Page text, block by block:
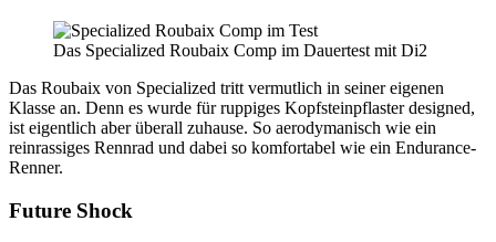
Das Specialized Roubaix Comp im Dauertest mit Di2
Das Roubaix von Specialized tritt vermutlich in seiner eigenen
Klasse an. Denn es wurde für ruppiges Kopfsteinpflaster designed,
ist eigentlich aber überall zuhause. So aerodymanisch wie ein
reinrassiges Rennrad und dabei so komfortabel wie ein Endurance-
Renner.
Future Shock